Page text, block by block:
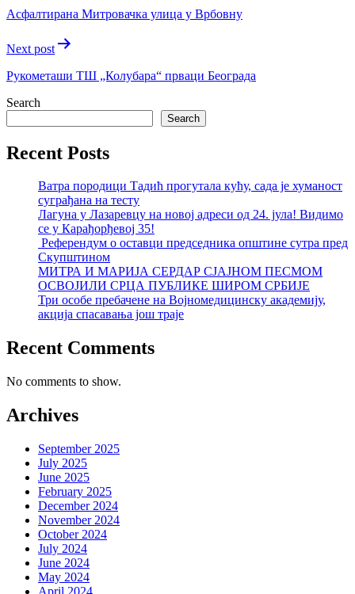
Асфалтирана Митровачка улица у Врбовну
Next post
Рукометаши ТШ „Колубара“ прваци Београда
Search
Search
Recent Posts
Ватра породици Тадић прогутала кућу, сада је хуманост
суграђана на тесту
Лагуна у Лазаревцу на новој адреси од 24. јула! Видимо
се у Карађорђевој 35!
Референдум о оставци председника општине сутра пред
Скупштином
МИТРА И МАРИЈА СЕРДАР СЈАЈНОМ ПЕСМОМ
ОСВОЈИЛИ СРЦА ПУБЛИКЕ ШИРОМ СРБИЈЕ
Три особе пребачене на Војномедицинску академију,
акција спасавања још траје
Recent Comments
No comments to show.
Archives
September 2025
July 2025
June 2025
February 2025
December 2024
November 2024
October 2024
July 2024
June 2024
May 2024
April 2024